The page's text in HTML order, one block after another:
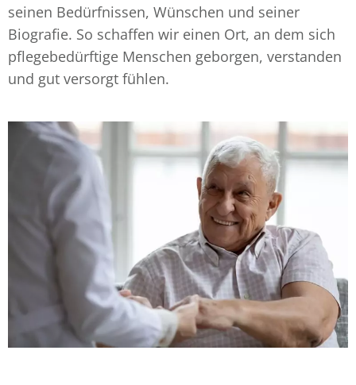
seinen Bedürfnissen, Wünschen und seiner
Biografie. So schaffen wir einen Ort, an dem sich
pflegebedürftige Menschen geborgen, verstanden
und gut versorgt fühlen.